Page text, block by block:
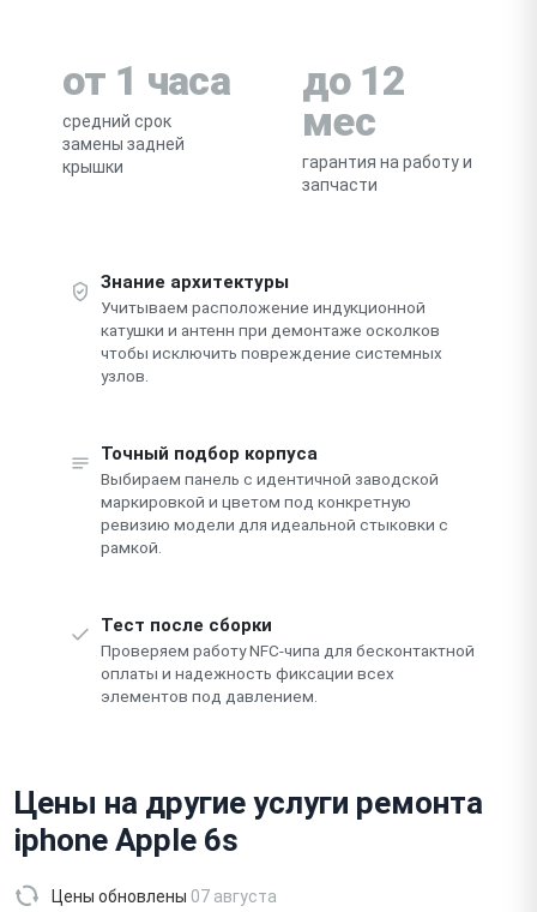
от 1 часа
средний срок
замены задней
крышки
до 12
мес
гарантия на работу и
запчасти
Знание архитектуры
Учитываем расположение индукционной
катушки и антенн при демонтаже осколков
чтобы исключить повреждение системных
узлов.
Точный подбор корпуса
Выбираем панель с идентичной заводской
маркировкой и цветом под конкретную
ревизию модели для идеальной стыковки с
рамкой.
Тест после сборки
Проверяем работу NFC-чипа для бесконтактной
оплаты и надежность фиксации всех
элементов под давлением.
Цены на другие услуги ремонта
iphone Apple 6s
Цены обновлены 07 августа